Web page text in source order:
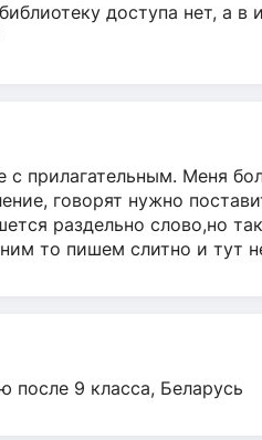
доступа нет, а в
с прилагательным. Меня
говорят нужно
раздельно слово,но
то пишем слитно и тут
9 класса, Беларусь